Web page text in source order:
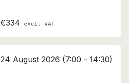
€334 excl. VAT
24 August 2026 (7:00 - 14:30)